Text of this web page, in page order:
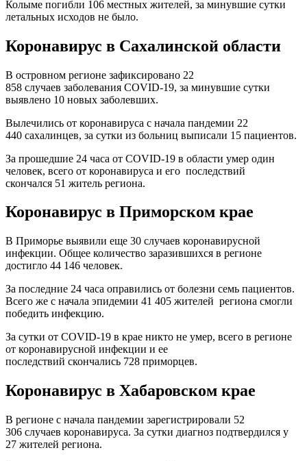
Колыме погибли 106 местных жителей, за минувшие сутки
летальных исходов не было.
Коронавирус в Сахалинской области
В островном регионе зафиксировано 22
858 случаев заболевания COVID-19, за минувшие сутки
выявлено 10 новых заболевших.
Вылечились от коронавируса с начала пандемии 22
440 сахалинцев, за сутки из больниц выписали 15 пациентов.
За прошедшие 24 часа от COVID-19 в области умер один
человек, всего от коронавируса и его последствий
скончался 51 житель региона.
Коронавирус в Приморском крае
В Приморье выявили еще 30 случаев коронавирусной
инфекции. Общее количество заразившихся в регионе
достигло 44 146 человек.
За последние 24 часа оправились от болезни семь пациентов.
Всего же с начала эпидемии 41 405 жителей региона смогли
победить инфекцию.
За сутки от COVID-19 в крае никто не умер, всего в регионе
от коронавирусной инфекции и ее
последствий скончались 728 приморцев.
Коронавирус в Хабаровском крае
В регионе с начала пандемии зарегистрировали 52
306 случаев коронавируса. За сутки диагноз подтвердился у
27 жителей региона.